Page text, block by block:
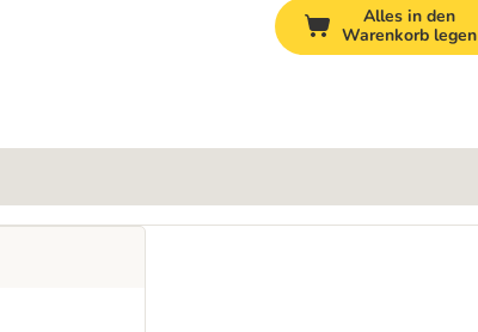
Alles in den
Warenkorb legen